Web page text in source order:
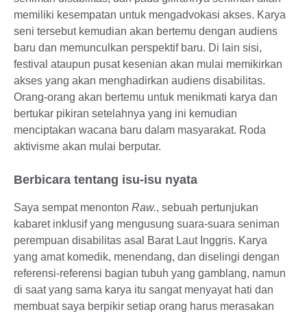
memiliki kesempatan untuk mengadvokasi akses. Karya
seni tersebut kemudian akan bertemu dengan audiens
baru dan memunculkan perspektif baru. Di lain sisi,
festival ataupun pusat kesenian akan mulai memikirkan
akses yang akan menghadirkan audiens disabilitas.
Orang-orang akan bertemu untuk menikmati karya dan
bertukar pikiran setelahnya yang ini kemudian
menciptakan wacana baru dalam masyarakat. Roda
aktivisme akan mulai berputar.
Berbicara tentang isu-isu nyata
Saya sempat menonton Raw., sebuah pertunjukan
kabaret inklusif yang mengusung suara-suara seniman
perempuan disabilitas asal Barat Laut Inggris. Karya
yang amat komedik, menendang, dan diselingi dengan
referensi-referensi bagian tubuh yang gamblang, namun
di saat yang sama karya itu sangat menyayat hati dan
membuat saya berpikir setiap orang harus merasakan